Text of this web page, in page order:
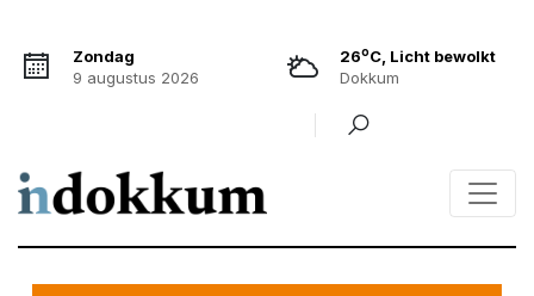
Zondag
9 augustus 2026
26oC, Licht bewolkt
Dokkum